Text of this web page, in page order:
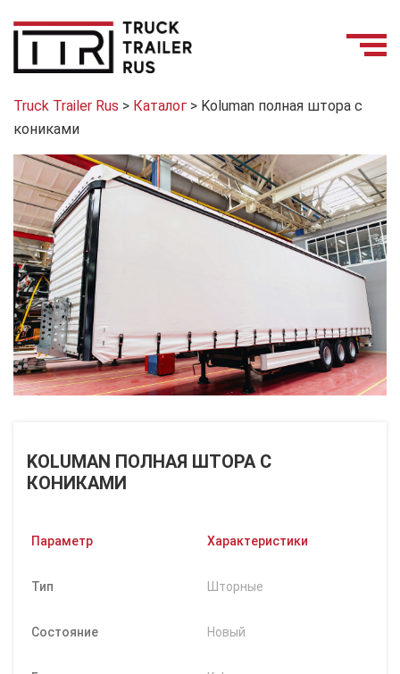
Truck Trailer Rus > Каталог > Koluman полная штора с
кониками
KOLUMAN ПОЛНАЯ ШТОРА С
КОНИКАМИ
Параметр Характеристики
Тип Шторные
Состояние Новый